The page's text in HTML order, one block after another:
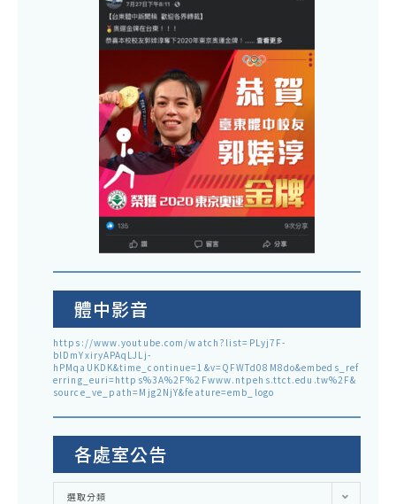
體中影音
https://www.youtube.com/watch?list=PLyj7F-
blDmYxiryAPAqLJLj-
hPMqaUKDK&time_continue=1&v=QFWTd08M8do&embeds_ref
erring_euri=https%3A%2F%2Fwww.ntpehs.ttct.edu.tw%2F&
source_ve_path=Mjg2NjY&feature=emb_logo
各處室公告
各
選取分類